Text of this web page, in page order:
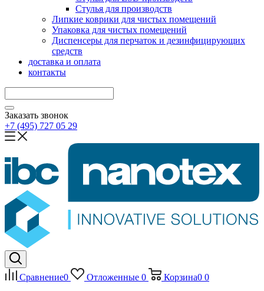
Стулья для производств
Липкие коврики для чистых помещений
Упаковка для чистых помещений
Диспенсеры для перчаток и дезинфицирующих
средств
доставка и оплата
контакты
Заказать звонок
+7 (495) 727 05 29
Сравнение0 Отложенные 0 Корзина0 0